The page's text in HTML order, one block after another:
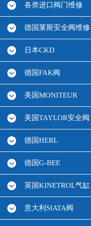
各类进口阀门维修
德国莱斯安全阀维修
日本CKD
德国FAK阀
美国MONITEUR
美国TAYLOR安全阀
德国HERL
德国G-BEE
英国KINETROL气缸
意大利SIATA阀